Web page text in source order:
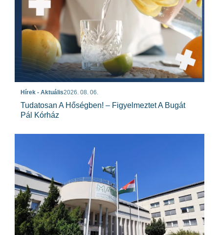
Hírek - Aktuális2026. 08. 06.
Tudatosan A Hőségben! – Figyelmeztet A Bugát
Pál Kórház